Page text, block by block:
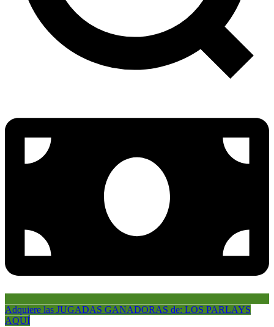
Adquiere las JUGADAS GANADORAS de: LOS PARLAYS
AQUÍ